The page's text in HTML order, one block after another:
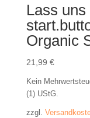
Lass
Organic
21,99 €
Kein
(1) UStG.
zzgl.